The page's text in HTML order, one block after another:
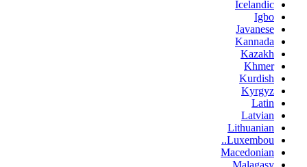
Icelandic
Igbo
Javanese
Kannada
Kazakh
Khmer
Kurdish
Kyrgyz
Latin
Latvian
Lithuanian
Luxembou..
Macedonian
Malagasy